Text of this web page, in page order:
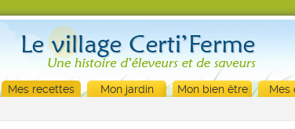
Mes recettes Mon jardin Mon bien être Mes